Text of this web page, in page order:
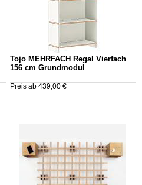
Tojo MEHRFACH Regal Vierfach
156 cm Grundmodul
Preis ab 439,00 €